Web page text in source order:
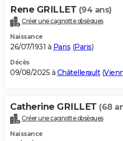
Rene GRILLET (94 ans)
Créer une cagnotte obsèques
Naissance
26/07/1931 à Paris (Paris)
Décès
09/08/2025 à Châtellerault(
Catherine GRILLET (68
Créer une cagnotte obsèques
Naissance